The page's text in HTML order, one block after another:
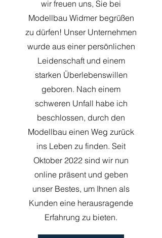
wir freuen uns, Sie bei
Modellbau Widmer begrüßen
zu dürfen! Unser Unternehmen
wurde aus einer persönlichen
Leidenschaft und einem
starken Überlebenswillen
geboren. Nach einem
schweren Unfall habe ich
beschlossen, durch den
Modellbau einen Weg zurück
ins Leben zu finden. Seit
Oktober 2022 sind wir nun
online präsent und geben
unser Bestes, um Ihnen als
Kunden eine herausragende
Erfahrung zu bieten.